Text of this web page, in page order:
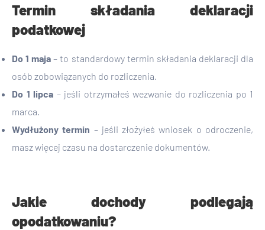
Termin składania deklaracji
podatkowej
Do 1 maja – to standardowy termin składania deklaracji dla
osób zobowiązanych do rozliczenia.
Do 1 lipca – jeśli otrzymałeś wezwanie do rozliczenia po 1
marca.
Wydłużony termin – jeśli złożyłeś wniosek o odroczenie,
masz więcej czasu na dostarczenie dokumentów.
Jakie dochody podlegają
opodatkowaniu?